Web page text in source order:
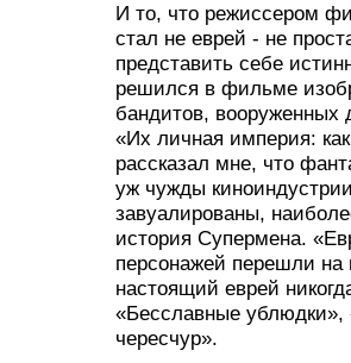
И то, что режиссером
стал не еврей - не
представить себе
решился в фильме
бандитов, вооруженных
«Их личная империя:
рассказал мне, что
уж чужды
завуалированы,
история Супермена.
персонажей перешли на
настоящий еврей
«Бесславные
чересчур».